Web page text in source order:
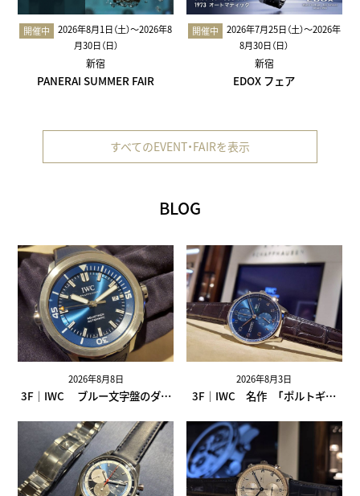
開催中
2026年8月1日（土）〜2026年8
月30日（日）
新宿
PANERAI SUMMER FAIR
開催中
2026年7月25日（土）〜2026年
8月30日（日）
新宿
EDOX フェア
すべてのEVENT・FAIRを表示
BLOG
2026年8月8日
3F｜IWC ブルー文字盤のダイ
ー・オートマティック」
IW328801
2026年8月3日
3F｜IWC 名作 「ポルトギー
字盤